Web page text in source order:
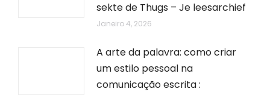
sekte de Thugs – Je leesarchief
Janeiro 4, 2026
A arte da palavra: como criar
um estilo pessoal na
comunicação escrita :